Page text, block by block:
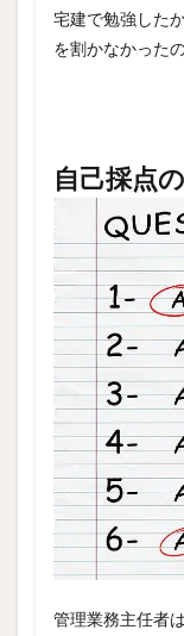
宅建で勉強した
を割かなかった
自己採点
管理業務主任者